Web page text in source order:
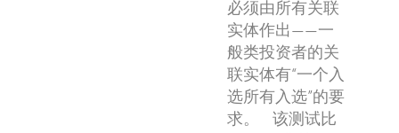
必须由所有关联
实体作出——一
般类投资者的关
联实体有“一个入
选所有入选”的要
求。 该测试比